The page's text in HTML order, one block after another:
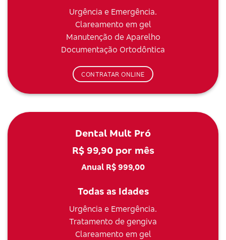
Urgência e Emergência.
Clareamento em gel
Manutenção de Aparelho
Documentação Ortodôntica
CONTRATAR ONLINE
Dental Mult Pró
R$ 99,90 por mês
Anual R$ 999,00
Todas as Idades
Urgência e Emergência.
Tratamento de gengiva
Clareamento em gel